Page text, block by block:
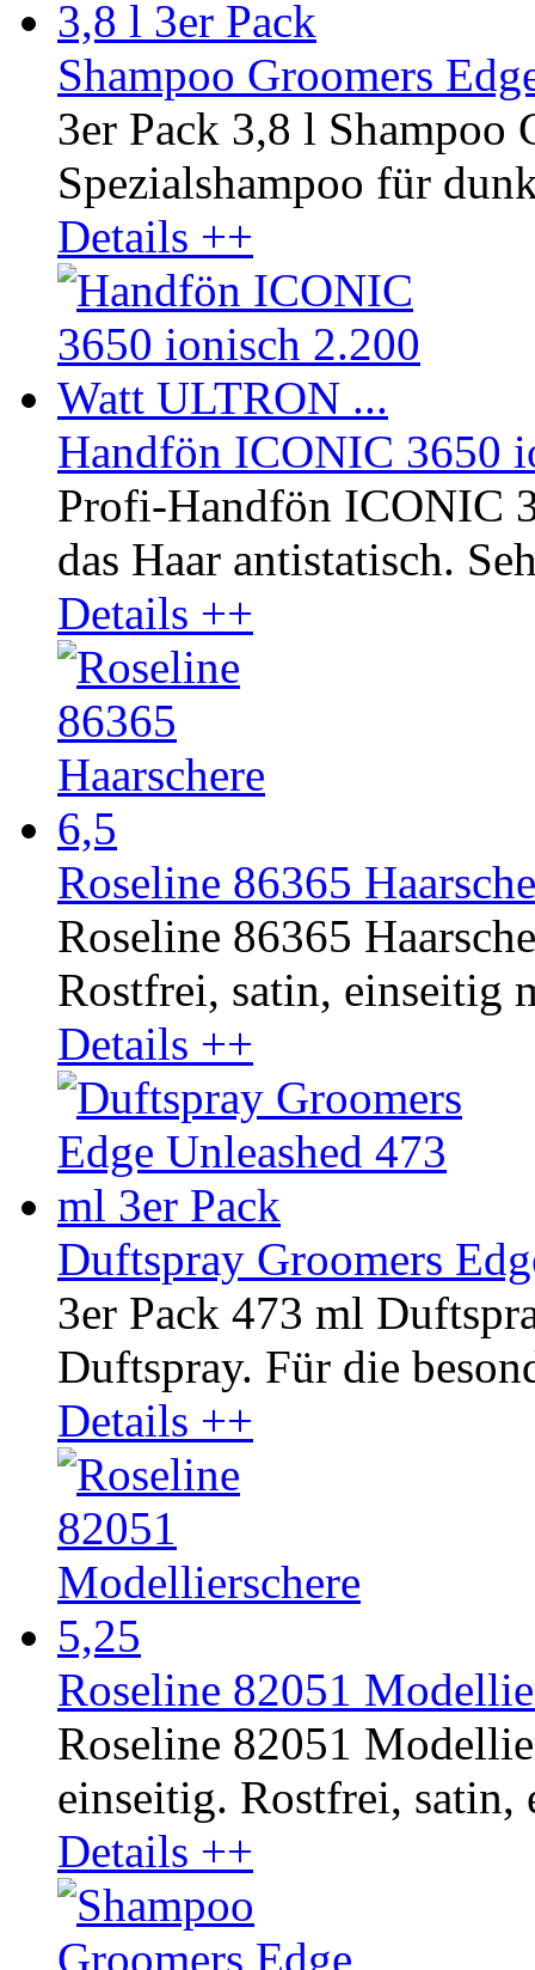
Shampoo Groomers
3er Pack 3,8 l Shampoo
Spezialshampoo für
Details ++
Handfön ICONIC 3650
Profi-Handfön ICONIC
das Haar antistatisch.
Details ++
Roseline 86365
Roseline 86365
Rostfrei, satin, einseitig
Details ++
Duftspray Groomers
3er Pack 473 ml
Duftspray. Für die
Details ++
Roseline 82051
Roseline 82051
einseitig. Rostfrei,
Details ++